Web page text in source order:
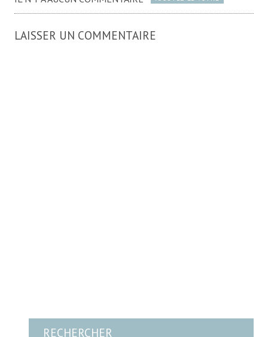
LAISSER UN COMMENTAIRE
RECHERCHER